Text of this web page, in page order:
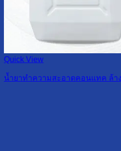
Quick View
น้ำยาทำความสะอาดคอนแทค ล้า